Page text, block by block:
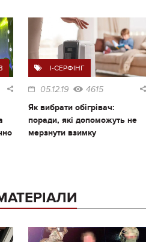
I-СЕРФІНГ
05.12.19 4615
Як вибрати обігрівач:
поради, які допоможуть не
мерзнути взимку